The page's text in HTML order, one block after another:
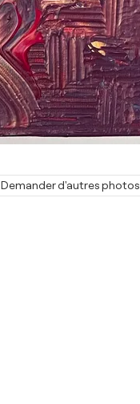
Demander d'autres photos